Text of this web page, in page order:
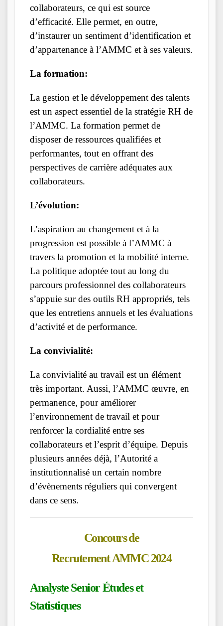
collaborateurs, ce qui est source
d’efficacité. Elle permet, en outre,
d’instaurer un sentiment d’identification et
d’appartenance à l’AMMC et à ses valeurs.
La formation:
La gestion et le développement des talents
est un aspect essentiel de la stratégie RH de
l’AMMC. La formation permet de
disposer de ressources qualifiées et
performantes, tout en offrant des
perspectives de carrière adéquates aux
collaborateurs.
L’évolution:
L’aspiration au changement et à la
progression est possible à l’AMMC à
travers la promotion et la mobilité interne.
La politique adoptée tout au long du
parcours professionnel des collaborateurs
s’appuie sur des outils RH appropriés, tels
que les entretiens annuels et les évaluations
d’activité et de performance.
La convivialité:
La convivialité au travail est un élément
très important. Aussi, l’AMMC œuvre, en
permanence, pour améliorer
l’environnement de travail et pour
renforcer la cordialité entre ses
collaborateurs et l’esprit d’équipe. Depuis
plusieurs années déjà, l’Autorité a
institutionnalisé un certain nombre
d’évènements réguliers qui convergent
dans ce sens.
Concours de
RecrutementAMMC2024
Analyste Senior Études et
Statistiques